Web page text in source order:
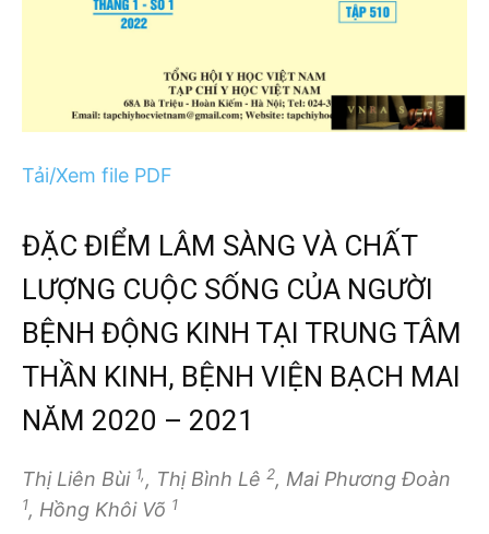
Tải/Xem file PDF
ĐẶC ĐIỂM LÂM SÀNG VÀ CHẤT
LƯỢNG CUỘC SỐNG CỦA NGƯỜI
BỆNH ĐỘNG KINH TẠI TRUNG TÂM
THẦN KINH, BỆNH VIỆN BẠCH MAI
NĂM 2020 – 2021
Thị Liên Bùi 1,, Thị Bình Lê 2, Mai Phương Đoàn
1, Hồng Khôi Võ 1